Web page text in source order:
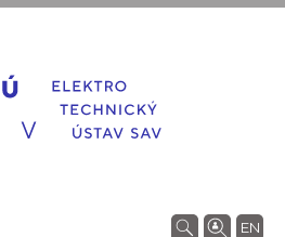
EN